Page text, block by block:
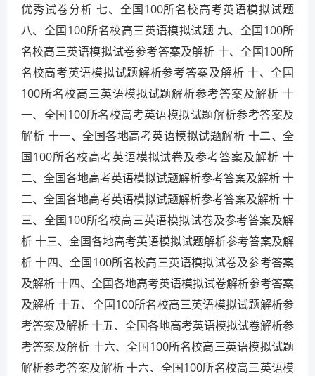
优秀试卷分析 七、全国100所名校高考英语模拟试题
八、全国100所名校高三英语模拟试题 九、全国100所
名校高三英语模拟试卷参考答案及解析 十、全国100所
名校高考英语模拟试题解析参考答案及解析 十、全国
100所名校高三英语模拟试题解析参考答案及解析 十
一、全国100所名校高考英语模拟试题解析参考答案及
解析 十一、全国各地高考英语模拟试题解析 十二、全
国100所名校高考英语模拟试卷及参考答案及解析 十
二、全国各地高考英语模拟试题解析参考答案及解析 十
二、全国各地高考英语模拟试题解析参考答案及解析 十
三、全国100所名校高三英语模拟试卷及参考答案及解
析 十三、全国各地高考英语模拟试题解析参考答案及解
析 十四、全国100所名校高三英语模拟试卷及参考答案
及解析 十四、全国各地高考英语模拟试卷解析参考答案
及解析 十五、全国100所名校高三英语模拟试题解析参
考答案及解析 十五、全国各地高考英语模拟试卷解析参
考答案及解析 十六、全国100所名校高三英语模拟试题
解析参考答案及解析 十六、全国100所名校高三英语模